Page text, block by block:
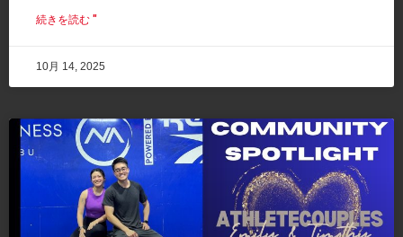
続きを読む "
10月 14, 2025